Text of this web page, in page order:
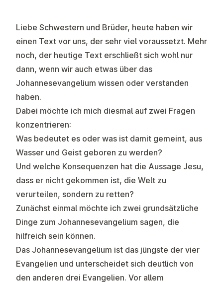
Liebe Schwestern und Brüder, heute haben wir
einen Text vor uns, der sehr viel voraussetzt. Mehr
noch, der heutige Text erschließt sich wohl nur
dann, wenn wir auch etwas über das
Johannesevangelium wissen oder verstanden
haben.
Dabei möchte ich mich diesmal auf zwei Fragen
konzentrieren:
Was bedeutet es oder was ist damit gemeint, aus
Wasser und Geist geboren zu werden?
Und welche Konsequenzen hat die Aussage Jesu,
dass er nicht gekommen ist, die Welt zu
verurteilen, sondern zu retten?
Zunächst einmal möchte ich zwei grundsätzliche
Dinge zum Johannesevangelium sagen, die
hilfreich sein können.
Das Johannesevangelium ist das jüngste der vier
Evangelien und unterscheidet sich deutlich von
den anderen drei Evangelien. Vor allem